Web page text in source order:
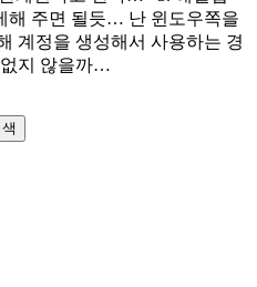
해 주면 될듯… 난 윈도우쪽을
계정을 생성해서 사용하는 경
없지 않을까…